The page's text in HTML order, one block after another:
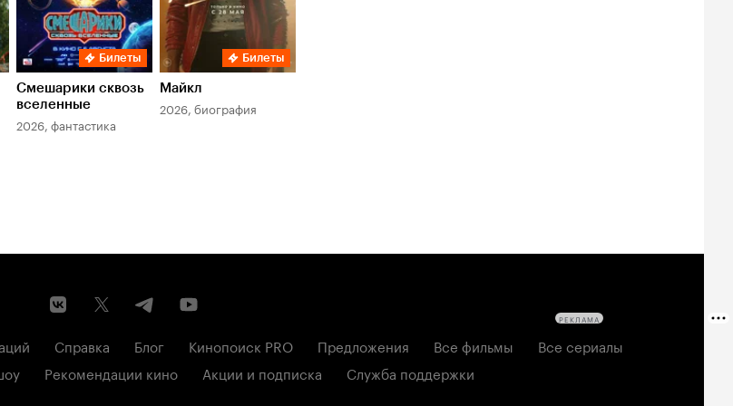
Билеты
Смешарики сквозь
вселенные
2026, фантастика
Билеты
Майкл
2026, биография
Справка Блог Кинопоиск PRO Предложения Все фильмы
Все сериалы
Рекомендации кино Акции и подписка Служба поддержки
РЕКЛАМА